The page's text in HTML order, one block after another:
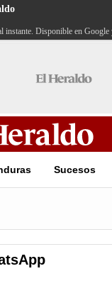
instante. Disponible en Google
Sucesos